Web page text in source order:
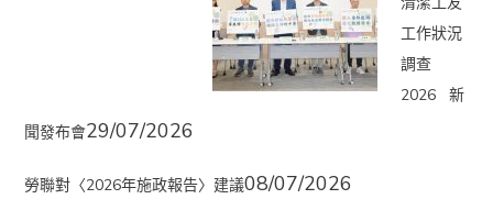
工作狀況
調查
2026 新
聞發布會29/07/2026
勞聯對〈2026年施政報告〉建議08/07/2026